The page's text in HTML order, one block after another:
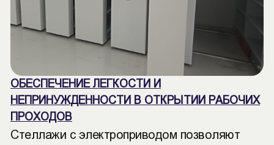
ОБЕСПЕЧЕНИЕ ЛЕГКОСТИ И
НЕПРИНУЖДЕННОСТИ В ОТКРЫТИИ РАБОЧИХ
ПРОХОДОВ
Стеллажи с электроприводом позволяют